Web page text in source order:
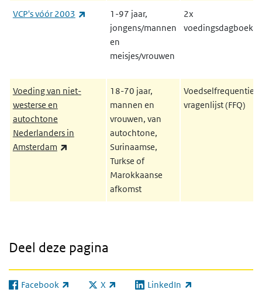
VCP's vóór 2003 (externe link)
1-97 jaar,
jongens/mannen
en
meisjes/vrouwen
2x
voedingsdagboek
Voeding van niet-
westerse en
autochtone
Nederlanders in
Amsterdam
(externe link)
18-70 jaar,
mannen en
vrouwen, van
autochtone,
Surinaamse,
Turkse of
Marokkaanse
afkomst
Voedselfrequentie
vragenlijst (FFQ)
Deel deze pagina
Facebook
(externe link) X
(externe link) LinkedIn
(externe link)